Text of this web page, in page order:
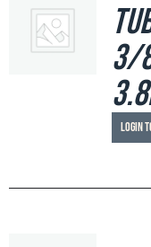
3/
Login